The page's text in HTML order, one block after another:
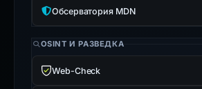
Обсерватория MDN
OSINT И РАЗВЕДКА
Web-Check